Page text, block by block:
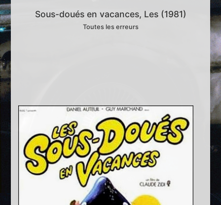
Sous-doués en vacances, Les (1981)
Toutes les erreurs